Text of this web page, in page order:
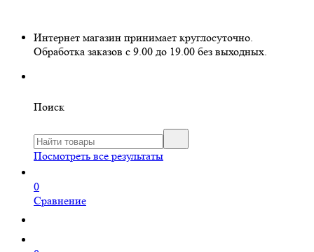
Интернет магазин принимает круглосуточно.
Обработка заказов с 9.00 до 19.00 без выходных.
Поиск
Посмотреть все результаты
0
Сравнение